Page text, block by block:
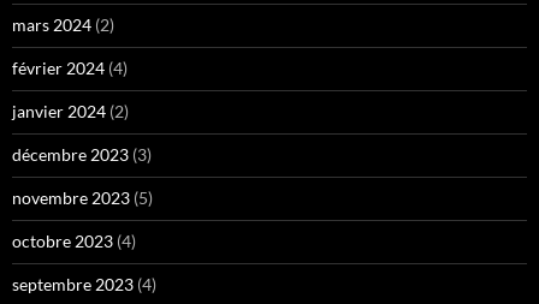
mars 2024 (2)
février 2024 (4)
janvier 2024 (2)
décembre 2023 (3)
novembre 2023 (5)
octobre 2023 (4)
septembre 2023 (4)